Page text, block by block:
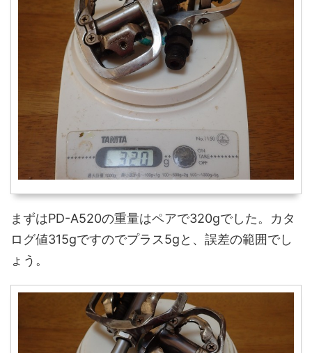
まずはPD-A520の重量はペアで320gでした。カタ
ログ値315gですのでプラス5gと、誤差の範囲でし
ょう。